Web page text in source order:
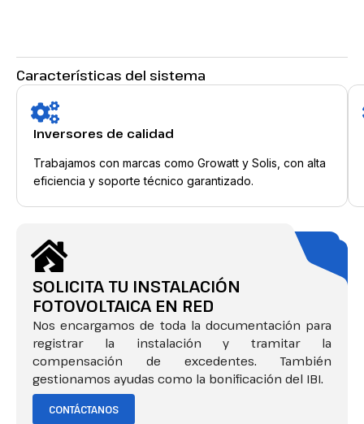
Características del sistema
Inversores de calidad
Trabajamos con marcas como Growatt y Solis, con alta
eficiencia y soporte técnico garantizado.
SOLICITA TU INSTALACIÓN
FOTOVOLTAICA EN RED
Nos encargamos de toda la documentación para
registrar la instalación y tramitar la
compensación de excedentes. También
gestionamos ayudas como la bonificación del IBI.
CONTÁCTANOS